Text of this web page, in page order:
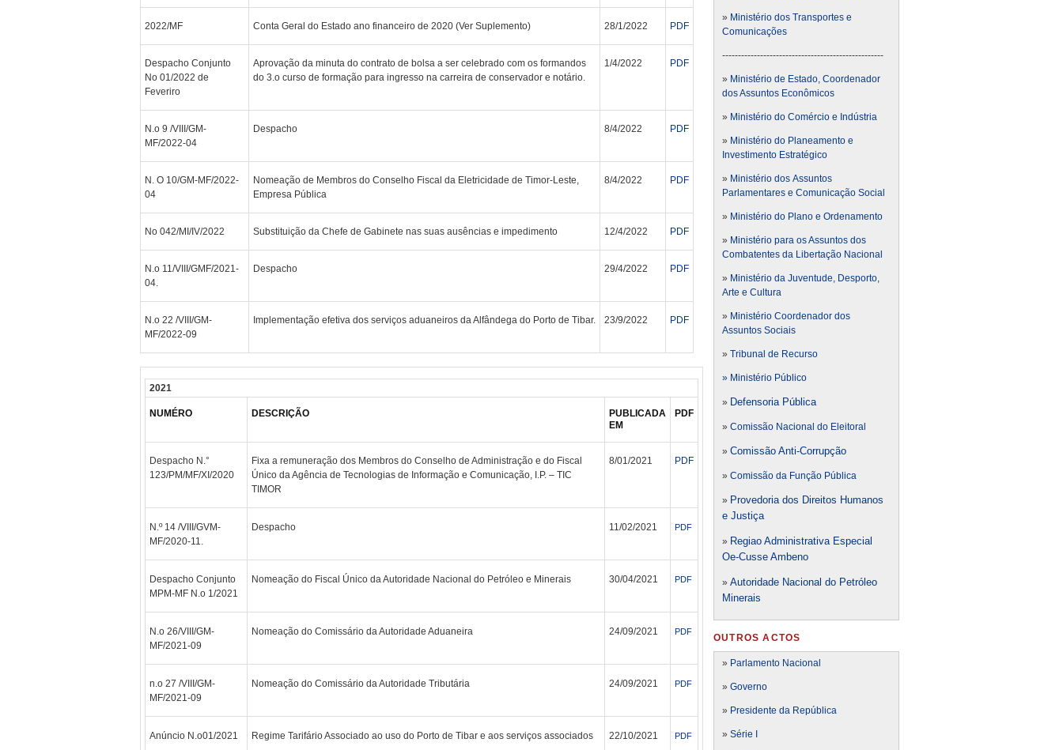
2022/MF Conta Geral do Estado ano financeiro de 2020 (Ver Suplemento) 28/1/2022 PDF
Despacho Conjunto
No 01/2022 de
Feveriro
Aprovação da minuta do contrato de bolsa a ser celebrado com os formandos
do 3.o curso de formação para ingresso na carreira de conservador e notário.
1/4/2022 PDF
N.o 9 /VIII/GM-
MF/2022-04
Despacho 8/4/2022 PDF
N. O 10/GM-MF/2022-
04
Nomeação de Membros do Conselho Fiscal da Eletricidade de Timor-Leste,
Empresa Pública
8/4/2022 PDF
No 042/MI/IV/2022 Substituição da Chefe de Gabinete nas suas ausências e impedimento 12/4/2022 PDF
N.o 11/VIII/GMF/2021-
04.
Despacho 29/4/2022 PDF
N.o 22 /VIII/GM-
MF/2022-09
Implementação efetiva dos serviços aduaneiros da Alfândega do Porto de Tibar. 23/9/2022 PDF
2021
NUMÉRO DESCRIÇÃO
PUBLICADA
EM
PDF
Despacho N.°
123/PM/MF/XI/2020
Fixa a remuneração dos Membros do Conselho de Administração e do Fiscal
Único da Agência de Tecnologias de Informação e Comunicação, I.P. – TIC
TIMOR
8/01/2021 PDF
N.º 14 /VIII/GVM-
MF/2020-11.
Despacho 11/02/2021 PDF
Despacho Conjunto
MPM-MF N.o 1/2021
Nomeação do Fiscal Único da Autoridade Nacional do Petróleo e Minerais 30/04/2021 PDF
N.o 26/VIII/GM-
MF/2021-09
Nomeação do Comissário da Autoridade Aduaneira 24/09/2021 PDF
n.o 27 /VIII/GM-
MF/2021-09
Nomeação do Comissário da Autoridade Tributária 24/09/2021 PDF
Anúncio N.o01/2021 Regime Tarifário Associado ao uso do Porto de Tibar e aos serviços associados 22/10/2021 PDF
» Ministério dos Transportes e
Comunicações
---------------------------------------------------
» Ministério de Estado, Coordenador
dos Assuntos Econômicos
» Ministério do Comércio e Indústria
» Ministério do Planeamento e
Investimento Estratégico
» Ministério dos Assuntos
Parlamentares e Comunicação Social
» Ministério do Plano e Ordenamento
» Ministério para os Assuntos dos
Combatentes da Libertação Nacional
» Ministério da Juventude, Desporto,
Arte e Cultura
» Ministério Coordenador dos
Assuntos Sociais
» Tribunal de Recurso
» Ministério Público
» Defensoria Pública
» Comissão Nacional do Eleitoral
» Comissão Anti-Corrupção
» Comissão da Função Pública
» Provedoria dos Direitos Humanos
e Justiça
» Regiao Administrativa Especial
Oe-Cusse Ambeno
» Autoridade Nacional do Petróleo
Minerais
OUTROS ACTOS
» Parlamento Nacional
» Governo
» Presidente da República
» Série I